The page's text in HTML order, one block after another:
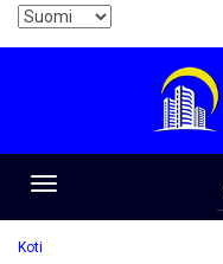
Toggle
navigation
Koti